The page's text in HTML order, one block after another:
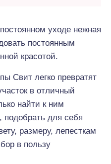
уходе нежная
постоянным
красотой.
Свит легко превратят
в отличный
найти к ним
для себя
размеру, лепесткам
в пользу